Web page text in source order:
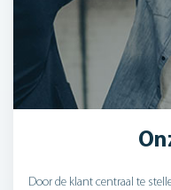
Door de klant centraal te